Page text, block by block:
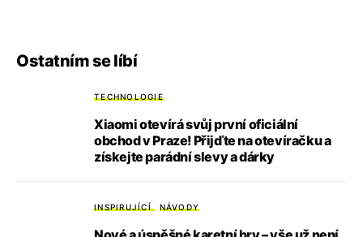
Ostatním se líbí
TECHNOLOGIE
Xiaomi otevírá svůj první oficiální
obchod v Praze! Přijďte na otevíračku a
získejte parádní slevy a dárky
INSPIRUJÍCÍ NÁVODY